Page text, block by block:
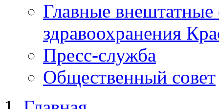
Главные внештатные
здравоохранения
Пресс-служба
Общественный совет